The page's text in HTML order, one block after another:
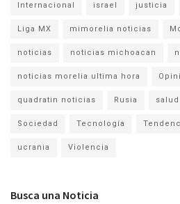
Internacional israel justicia
Liga MX mimorelia noticias
noticias noticias michoacan
noticias morelia ultima hora
quadratin noticias Rusia salud
Sociedad Tecnología
ucrania Violencia
Busca una Noticia